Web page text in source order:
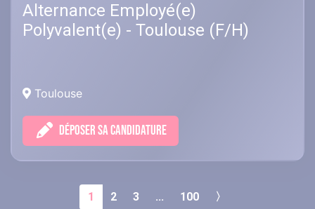
Alternance Employé(e)
Polyvalent(e) - Toulouse (F/H)
Toulouse
DÉPOSER SA CANDIDATURE
1 2 3 ... 100 〉